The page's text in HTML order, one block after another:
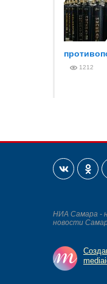
1212
НИА Самара -
новости